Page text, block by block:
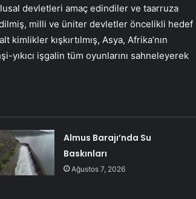
devletleri amaç edindiler ve taarruza
milli ve üniter devletler öncelikli hedef
kışkırtılmış, Asya, Afrika’nın
yıkıcı işgalin tüm oyunlarını sahneleyerek
Almus Barajı’nda Su
Baskınları
Ağustos 7, 2026